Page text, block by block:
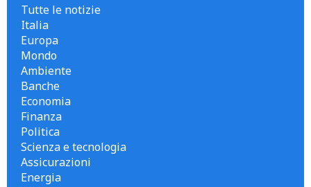
Tutte le notizie
Italia
Europa
Mondo
Ambiente
Banche
Economia
Finanza
Politica
Scienza e tecnologia
Assicurazioni
Energia